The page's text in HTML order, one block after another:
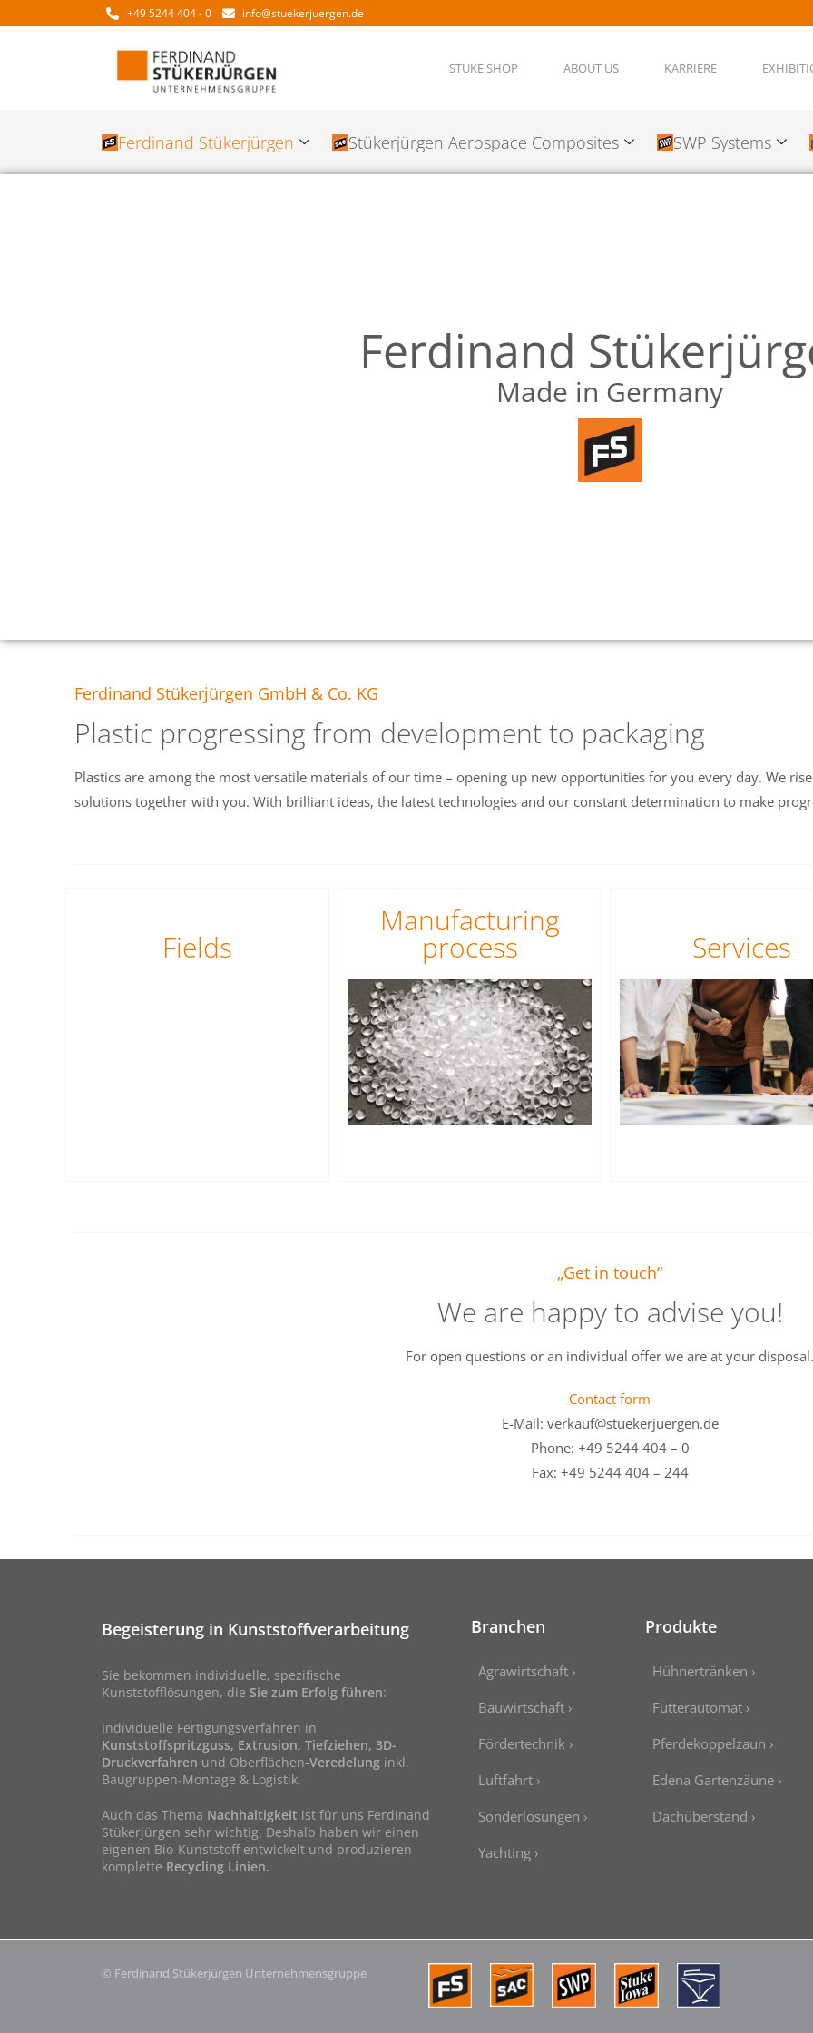
+49 5244 404 - 0 info@stuekerjuergen.de
STUKE SHOP ABOUT US KARRIERE
Ferdinand Stükerjürgen Stükerjürgen Aerospace Composites SWP Systems
Ferdinand
Made in Germany
Ferdinand Stükerjürgen GmbH & Co. KG
Plastic progressing from development to packaging
Plastics are among the most versatile materials of our time – opening up new opportunities for you every day. We
solutions together with you. With brilliant ideas, the latest technologies and our constant determination to make
Fields
Manufacturing
process Services
„Get in touch“
We are happy to advise you!
For open questions or an individual offer we are at your disposal.
Contact form
E-Mail: verkauf@stuekerjuergen.de
Phone: +49 5244 404 – 0
Fax: +49 5244 404 – 244
Begeisterung in Kunststoffverarbeitung
Sie bekommen individuelle, spezifische
Kunststofflösungen, die Sie zum Erfolg führen:
Individuelle Fertigungsverfahren in
Kunststoffspritzguss, Extrusion, Tiefziehen, 3D-
Druckverfahren und Oberflächen-Veredelung inkl.
Baugruppen-Montage & Logistik.
Auch das Thema Nachhaltigkeit ist für uns Ferdinand
Stükerjürgen sehr wichtig. Deshalb haben wir einen
eigenen Bio-Kunststoff entwickelt und produzieren
komplette Recycling Linien.
Branchen
Agrawirtschaft ›
Bauwirtschaft ›
Fördertechnik ›
Luftfahrt ›
Sonderlösungen ›
Yachting ›
Produkte
Hühnertränken ›
Futterautomat ›
Pferdekoppelzaun ›
Edena Gartenzäune ›
Dachüberstand ›
© Ferdinand Stükerjürgen Unternehmensgruppe